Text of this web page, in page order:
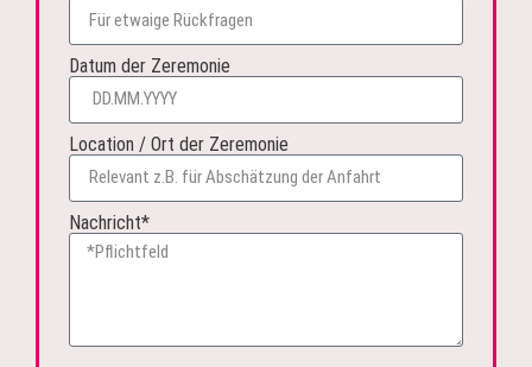
Datum der Zeremonie
Location / Ort der Zeremonie
Nachricht*